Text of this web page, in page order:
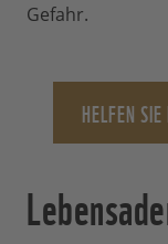
Gefahr.
HELFEN